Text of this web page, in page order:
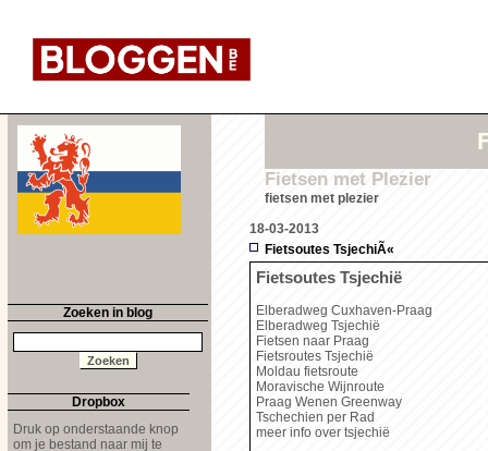
Zoeken in blog
Dropbox
Druk op onderstaande knop
om je bestand naar mij te
Fietsen met Plezier
fietsen met plezier
18-03-2013
Fietsoutes TsjechiÃ«
Fietsoutes Tsjechië
Elberadweg Cuxhaven-Praag
Elberadweg Tsjechië
Fietsen naar Praag
Fietsroutes Tsjechië
Moldau fietsroute
Moravische Wijnroute
Praag Wenen Greenway
Tschechien per Rad
meer info over tsjechië